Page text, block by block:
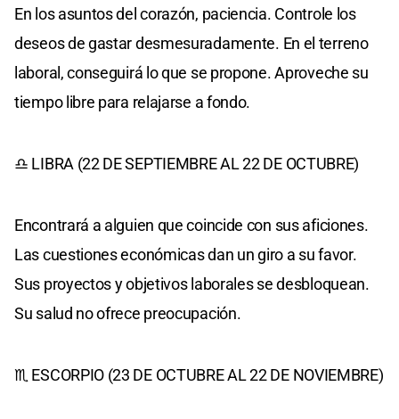
En los asuntos del corazón, paciencia. Controle los
deseos de gastar desmesuradamente. En el terreno
laboral, conseguirá lo que se propone. Aproveche su
tiempo libre para relajarse a fondo.
♎ LIBRA (22 DE SEPTIEMBRE AL 22 DE OCTUBRE)
Encontrará a alguien que coincide con sus aficiones.
Las cuestiones económicas dan un giro a su favor.
Sus proyectos y objetivos laborales se desbloquean.
Su salud no ofrece preocupación.
♏ ESCORPIO (23 DE OCTUBRE AL 22 DE NOVIEMBRE)